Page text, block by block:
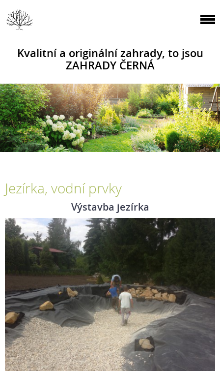
Kvalitní a originální zahrady, to jsou
ZAHRADY ČERNÁ
Jezírka, vodní prvky
Výstavba jezírka